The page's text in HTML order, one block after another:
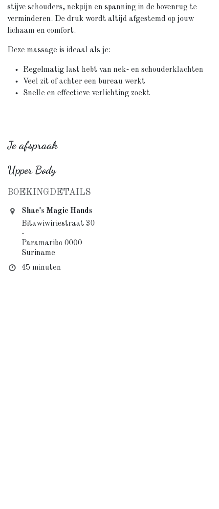
stijve schouders, nekpijn en spanning in de bovenrug te
verminderen. De druk wordt altijd afgestemd op jouw
lichaam en comfort.
Deze massage is ideaal als je:
Regelmatig last hebt van nek- en schouderklachten
Veel zit of achter een bureau werkt
Snelle en effectieve verlichting zoekt
Je afspraak
Upper Body
BOEKINGDETAILS
Shae's Magic Hands
Bitawiwiriestraat 30
-
Paramaribo 0000
Suriname
45 minuten